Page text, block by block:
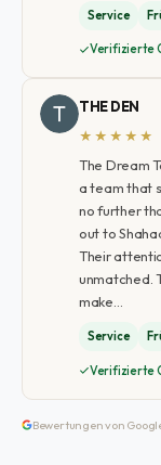
Service
Verifizierte
THE DEN
★★★★★
The Dream
a team that
no further
out to
Their
unmatched.
make…
Service
Verifizierte
Bewertungen von